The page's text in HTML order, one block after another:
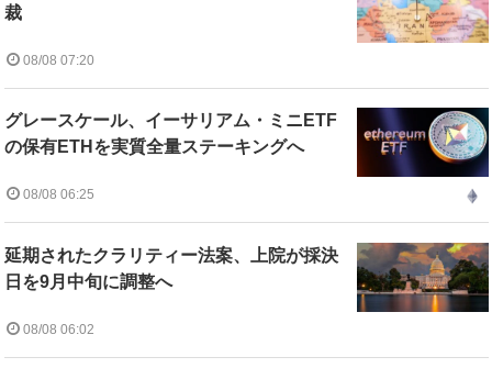
裁
08/08 07:20
グレースケール、イーサリアム・ミニETF
の保有ETHを実質全量ステーキングへ
08/08 06:25
延期されたクラリティー法案、上院が採決
日を9月中旬に調整へ
08/08 06:02